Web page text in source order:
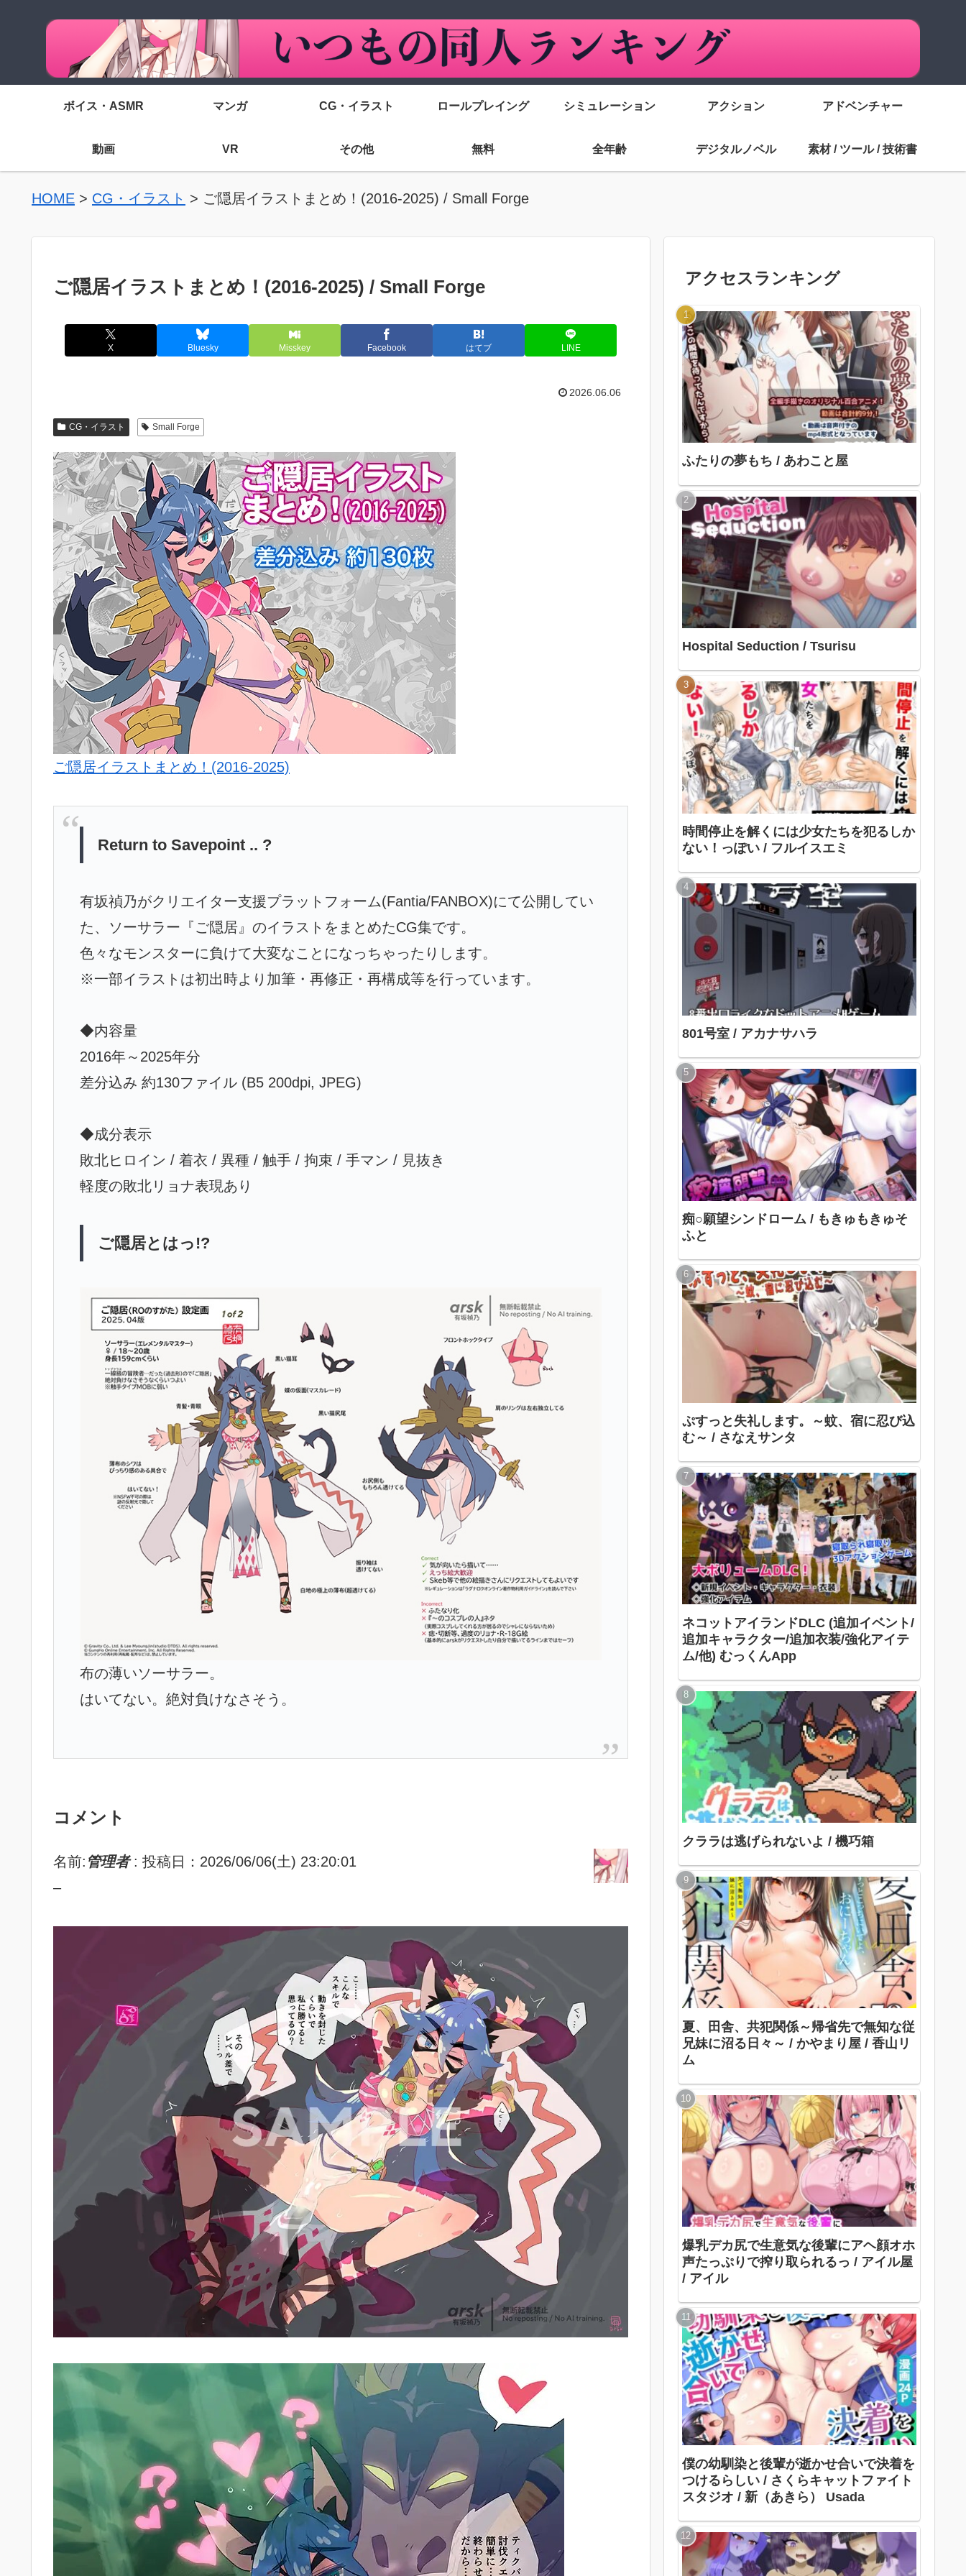
ボイス・ASMR マンガ CG・イラスト ロールプレイング シミュレーション アクション アドベンチャー
動画 VR その他 無料 全年齢 デジタルノベル 素材 / ツール / 技術書
HOME > CG・イラスト > ご隠居イラストまとめ！(2016-2025) / Small Forge
ご隠居イラストまとめ！(2016-2025) / Small Forge
X Bluesky Misskey Facebook はてブ LINE
2026.06.06
CG・イラスト Small Forge
ご隠居イラストまとめ！(2016-2025)
Return to Savepoint .. ?
有坂禎乃がクリエイター支援プラットフォーム(Fantia/FANBOX)にて公開してい
た、ソーサラー『ご隠居』のイラストをまとめたCG集です。
色々なモンスターに負けて大変なことになっちゃったりします。
※一部イラストは初出時より加筆・再修正・再構成等を行っています。
◆内容量
2016年～2025年分
差分込み 約130ファイル (B5 200dpi, JPEG)
◆成分表示
敗北ヒロイン / 着衣 / 異種 / 触手 / 拘束 / 手マン / 見抜き
軽度の敗北リョナ表現あり
ご隠居とはっ!?
布の薄いソーサラー。
はいてない。絶対負けなさそう。
コメント
名前: 管理者: 投稿日：2026/06/06(土) 23:20:01
–
アクセスランキング
ふたりの夢もち / あわこと屋
Hospital Seduction / Tsurisu
時間停止を解くには少女たちを犯るしか
ない！っぽい / フルイスエミ
801号室 / アカナサハラ
痴○願望シンドローム / もきゅもきゅそ
ふと
ぷすっと失礼します。～蚊、宿に忍び込
む～ / さなえサンタ
ネコットアイランドDLC (追加イベント/
追加キャラクター/追加衣装/強化アイテ
ム/他) むっくんApp
クララは逃げられないよ / 機巧箱
夏、田舎、共犯関係～帰省先で無知な従
兄妹に沼る日々～ / かやまり屋 / 香山リ
ム
爆乳デカ尻で生意気な後輩にアヘ顔オホ
声たっぷりで搾り取られるっ / アイル屋
/ アイル
僕の幼馴染と後輩が逝かせ合いで決着を
つけるらしい / さくらキャットファイト
スタジオ / 新（あきら） Usada